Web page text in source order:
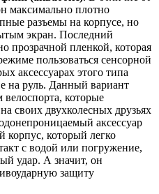
максимально плотно
разъемы на корпусе, но
экран. Последний
прозрачной пленкой, которая
пользоваться сенсорной
аксессуарах этого типа
на руль. Данный вариант
которые
своих двухколесных друзьях
аксессуар
корпус, который легко
с водой или погружение,
удар. А значит, он
защиту